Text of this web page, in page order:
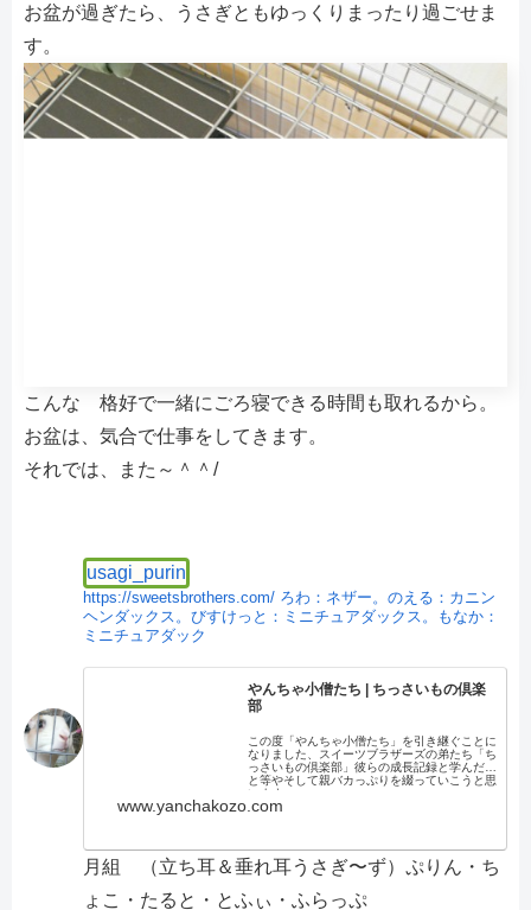
お盆が過ぎたら、うさぎともゆっくりまったり過ごせま
す。
こんな 格好で一緒にごろ寝できる時間も取れるから。
お盆は、気合で仕事をしてきます。
それでは、また～＾＾/
usagi_purin
https://sweetsbrothers.com/ ろわ：ネザー。のえる：カニン
ヘンダックス。びすけっと：ミニチュアダックス。もなか：
ミニチュアダック
やんちゃ小僧たち | ちっさいもの倶楽
部
この度「やんちゃ小僧たち」を引き継ぐことに
なりました、スイーツブラザーズの弟たち「ち
っさいもの倶楽部」彼らの成長記録と学んだこ
と等やそして親バカっぷりを綴っていこうと思
います。
www.yanchakozo.com
月組 （立ち耳＆垂れ耳うさぎ〜ず）ぷりん・ち
ょこ・たると・とふぃ・ふらっぷ